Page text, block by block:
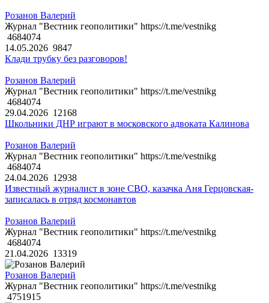
Розанов Валерий
Журнал "Вестник геополитики" https://t.me/vestnikg
4684074
14.05.2026 9847
Клади трубку без разговоров!
Розанов Валерий
Журнал "Вестник геополитики" https://t.me/vestnikg
4684074
29.04.2026 12168
Школьники ДНР играют в московского адвоката Калинова
Розанов Валерий
Журнал "Вестник геополитики" https://t.me/vestnikg
4684074
24.04.2026 12938
Известный журналист в зоне СВО, казачка Аня Герцовская-
записалась в отряд космонавтов
Розанов Валерий
Журнал "Вестник геополитики" https://t.me/vestnikg
4684074
21.04.2026 13319
Розанов Валерий
Журнал "Вестник геополитики" https://t.me/vestnikg
4751915